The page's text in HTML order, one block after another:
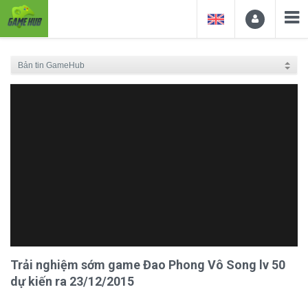
Trải nghiệm sớm game Đao Phong Vô Song lv 50
dự kiến ra 23/12/2015